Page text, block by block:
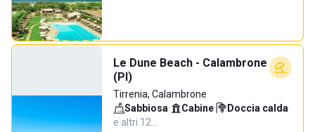
Le Dune Beach - Calambrone
(PI)
Tirrenia, Calambrone
Sabbiosa· Cabine· Doccia calda·
e altri 12…